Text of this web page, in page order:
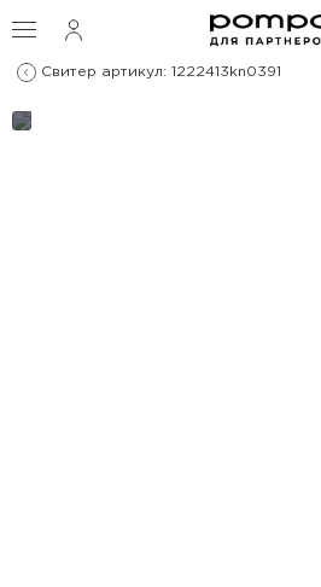
Свитер артикул: 1222413kn0391